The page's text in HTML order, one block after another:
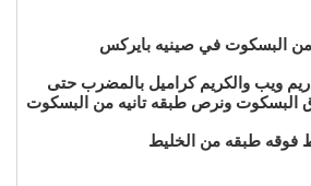
البسكوت في صينيه بايركس
ويب والكريم كراميل بالمضرب حتى
ونرص طبقه تانيه من البسكوت
فوقه طبقه من الخليط